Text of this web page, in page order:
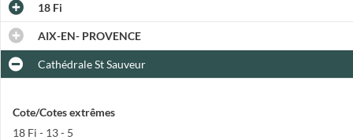
18 Fi
AIX-EN- PROVENCE
Cathédrale St Sauveur
Cote/Cotes extrêmes
18 Fi - 13 - 5